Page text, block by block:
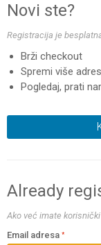
Novi ste?
Registracija je
Brži checkout
Spremi više
Pogledaj, prati
Already
Ako već imate
Email adresa